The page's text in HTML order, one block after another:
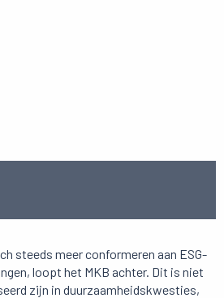
steeds meer conformeren aan ESG-
loopt het MKB achter. Dit is niet
zijn in duurzaamheidskwesties,